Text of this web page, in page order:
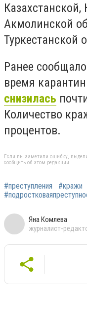
Казахстанской,
Акмолинской
Туркестанской
Ранее
время
снизилась
Количество
процентов.
Если вы заметили ошибку,
сообщить об этом редакции
#преступления #кражи
Яна Комлева
журналист-